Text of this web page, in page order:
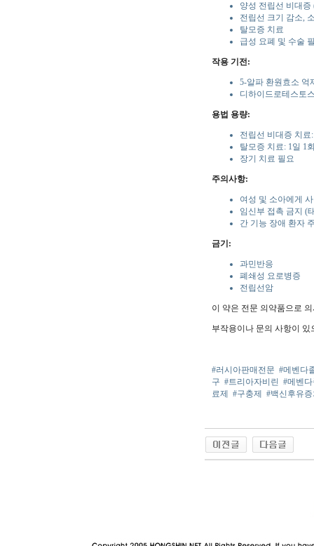
양성 전립선 비대증
전립선 크기 감소,
탈모증 치료
급성 요폐 및 수술
작용 기전:
5-알파 환원효소 억
디하이드로테스토
용법 용량:
전립선 비대증 치료
탈모증 치료: 1일 1
장기 치료 필요
주의사항:
여성 및 소아에게
임신부 접촉 금지 (
간 기능 장애 환자
금기:
과민반응
폐쇄성 요로병증
전립선암
이 약은 전문 의약품으로
부작용이나 문의 사항이
#러시아판매전문 #메벤다
구 #트리아자비린 #메벤
료제
#구충제 #백신후유